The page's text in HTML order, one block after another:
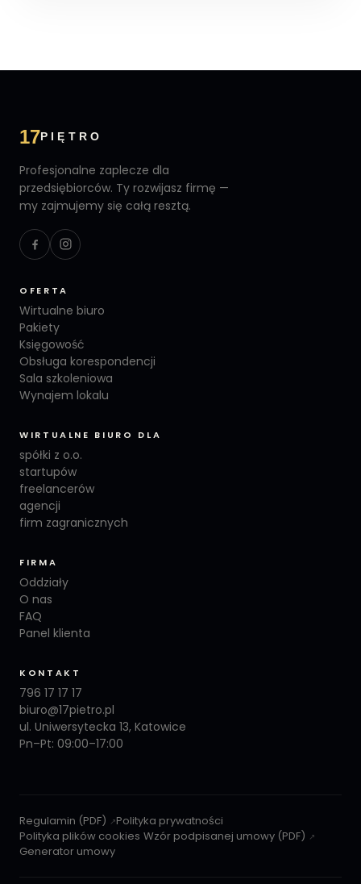
17PIĘTRO
Profesjonalne zaplecze dla
przedsiębiorców. Ty rozwijasz firmę —
my zajmujemy się całą resztą.
OFERTA
Wirtualne biuro
Pakiety
Księgowość
Obsługa korespondencji
Sala szkoleniowa
Wynajem lokalu
WIRTUALNE BIURO DLA
spółki z o.o.
startupów
freelancerów
agencji
firm zagranicznych
FIRMA
Oddziały
O nas
FAQ
Panel klienta
KONTAKT
796 17 17 17
biuro@17pietro.pl
ul. Uniwersytecka 13, Katowice
Pn–Pt: 09:00–17:00
Regulamin (PDF)
Polityka prywatności
Polityka plików cookies Wzór podpisanej umowy (PDF)
Generator umowy